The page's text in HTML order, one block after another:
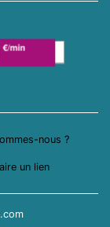
nous ?
un lien